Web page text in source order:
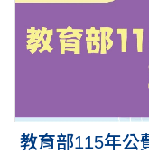
教育部115年公